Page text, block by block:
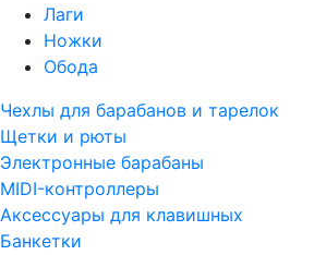
Лаги
Ножки
Обода
Чехлы для барабанов и тарелок
Щетки и рюты
Электронные барабаны
MIDI-контроллеры
Аксессуары для клавишных
Банкетки